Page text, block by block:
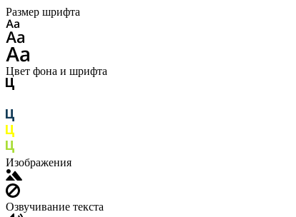
Размер шрифта
Цвет фона и шрифта
Изображения
Озвучивание текста